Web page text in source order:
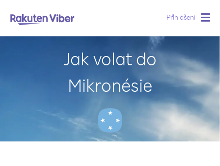
Přihlášení
Jak volat do
Mikronésie